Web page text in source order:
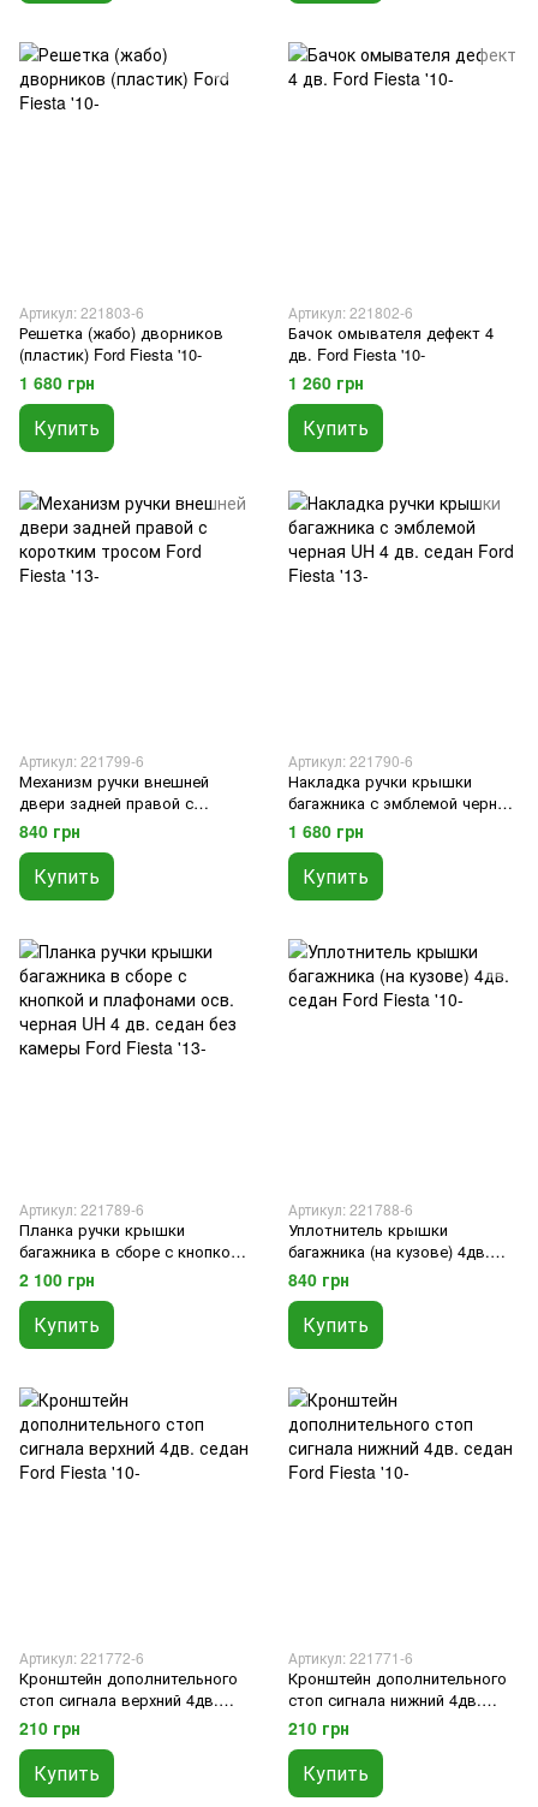
Артикул: 221803-6
Решетка (жабо) дворников
(пластик) Ford Fiesta '10-
1 680 грн
Купить
Артикул: 221802-6
Бачок омывателя дефект 4
дв. Ford Fiesta '10-
1 260 грн
Купить
Артикул: 221799-6
Механизм ручки внешней
двери задней правой с
коротким тросом Ford Fiesta
'13-
840 грн
Купить
Артикул: 221790-6
Накладка ручки крышки
багажника с эмблемой черная
UH 4 дв. седан Ford Fiesta '13-
1 680 грн
Купить
Артикул: 221789-6
Планка ручки крышки
багажника в сборе с кнопкой
и плафонами осв. черная UH 4
дв. седан без камеры Ford
Fiesta '13-
2 100 грн
Купить
Артикул: 221788-6
Уплотнитель крышки
багажника (на кузове) 4дв.
седан Ford Fiesta '10-
840 грн
Купить
Артикул: 221772-6
Кронштейн дополнительного
стоп сигнала верхний 4дв.
седан Ford Fiesta '10-
210 грн
Купить
Артикул: 221771-6
Кронштейн дополнительного
стоп сигнала нижний 4дв.
седан Ford Fiesta '10-
210 грн
Купить